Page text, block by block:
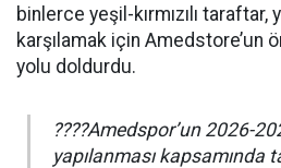
binlerce yeşil-kırmızılı
karşılamak için Amedstore’un
yolu doldurdu.
????Amedspor’un 2026-
yapılanması kapsamında